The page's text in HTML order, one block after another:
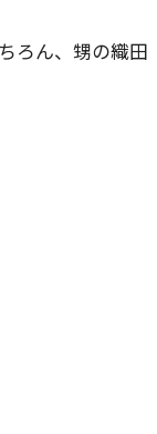
ろん、甥の織田